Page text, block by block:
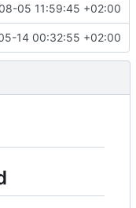
05 11:59:45 +02:00
14 00:32:55 +02:00